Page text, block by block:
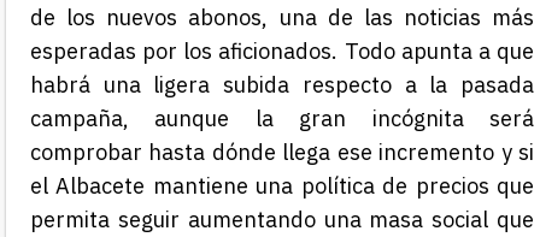
de los nuevos abonos, una de las noticias más
esperadas por los aficionados. Todo apunta a que
habrá una ligera subida respecto a la pasada
campaña, aunque la gran incógnita será
comprobar hasta dónde llega ese incremento y si
el Albacete mantiene una política de precios que
permita seguir aumentando una masa social que